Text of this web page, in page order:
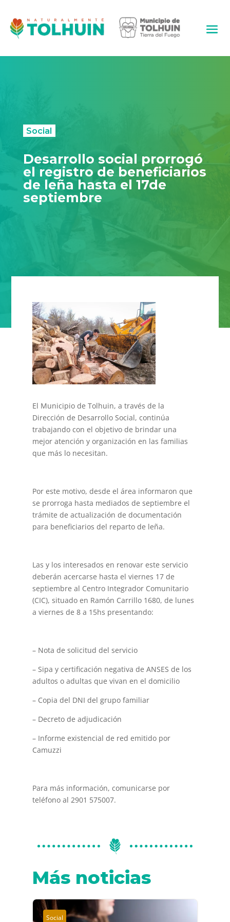
Social
Desarrollo social prorrogó
el registro de beneficiarios
de leña hasta el 17de
septiembre
El Municipio de Tolhuin, a través de la
Dirección de Desarrollo Social, continúa
trabajando con el objetivo de brindar una
mejor atención y organización en las familias
que más lo necesitan.
Por este motivo, desde el área informaron que
se prorroga hasta mediados de septiembre el
trámite de actualización de documentación
para beneficiarios del reparto de leña.
Las y los interesados en renovar este servicio
deberán acercarse hasta el viernes 17 de
septiembre al Centro Integrador Comunitario
(CIC), situado en Ramón Carrillo 1680, de lunes
a viernes de 8 a 15hs presentando:
– Nota de solicitud del servicio
– Sipa y certificación negativa de ANSES de los
adultos o adultas que vivan en el domicilio
– Copia del DNI del grupo familiar
– Decreto de adjudicación
– Informe existencial de red emitido por
Camuzzi
Para más información, comunicarse por
teléfono al 2901 575007.
Más noticias
Social